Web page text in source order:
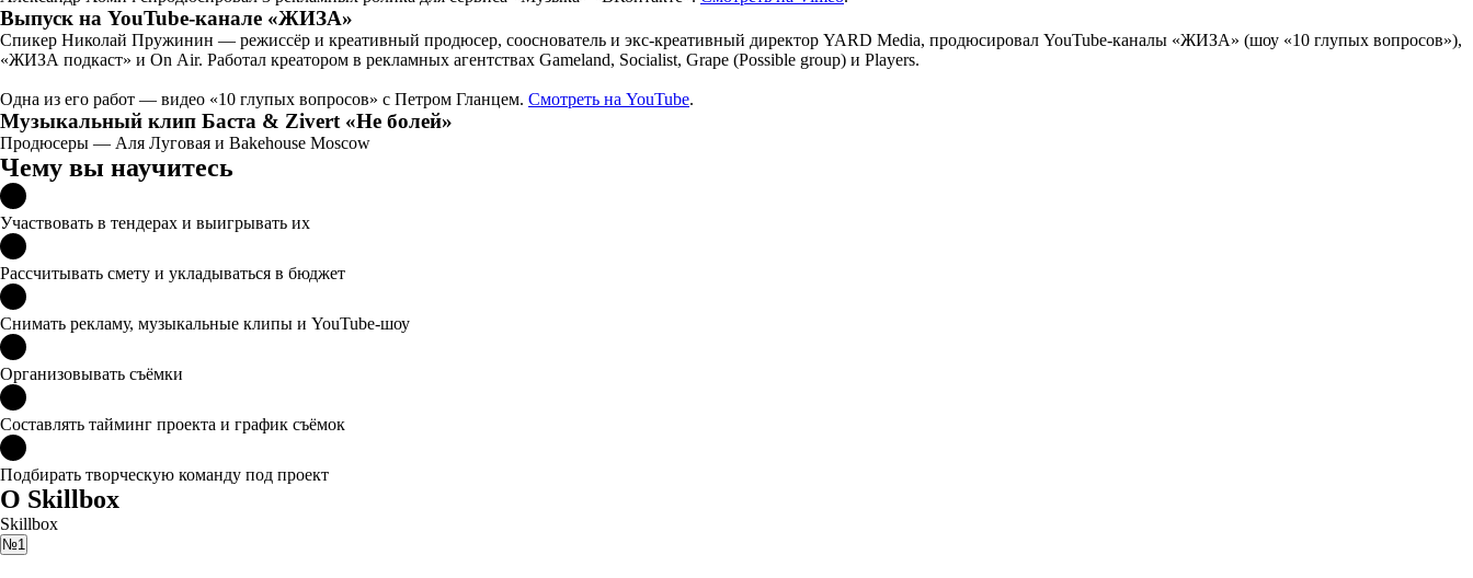
Выпуск на YouTube-канале «ЖИЗА»
Спикер Николай Пружинин — режиссёр и креативный продюсер, сооснователь и экс-креативный директор YARD Media, продюсировал YouTube-каналы «ЖИЗА» (шоу «10 глупых вопросов»),
«ЖИЗА подкаст» и On Air. Работал креатором в рекламных агентствах Gameland, Socialist, Grape (Possible group) и Players.
Одна из его работ — видео «10 глупых вопросов» с Петром Гланцем. Смотреть на YouTube.
Музыкальный клип Баста & Zivert «Не болей»
Продюсеры — Аля Луговая и Bakehouse Moscow
Чему вы научитесь
Участвовать в тендерах и выигрывать их
Рассчитывать смету и укладываться в бюджет
Снимать рекламу, музыкальные клипы и YouTube-шоу
Организовывать съёмки
Составлять тайминг проекта и график съёмок
Подбирать творческую команду под проект
О Skillbox
Skillbox
№1